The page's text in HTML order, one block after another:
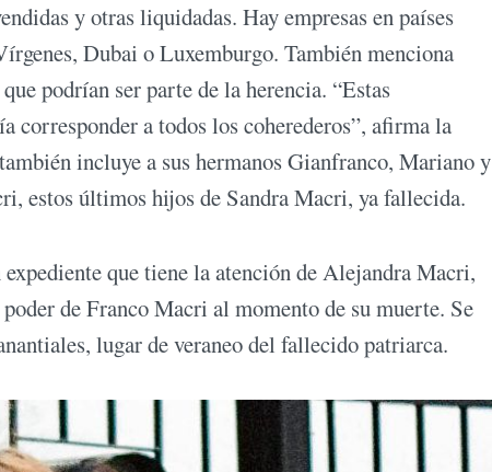
y otras liquidadas. Hay empresas en países
Dubai o Luxemburgo. También menciona
podrían ser parte de la herencia. “Estas
corresponder a todos los coherederos”, afirma la
incluye a sus hermanos Gianfranco, Mariano y
estos últimos hijos de Sandra Macri, ya fallecida.
que tiene la atención de Alejandra Macri,
de Franco Macri al momento de su muerte. Se
lugar de veraneo del fallecido patriarca.